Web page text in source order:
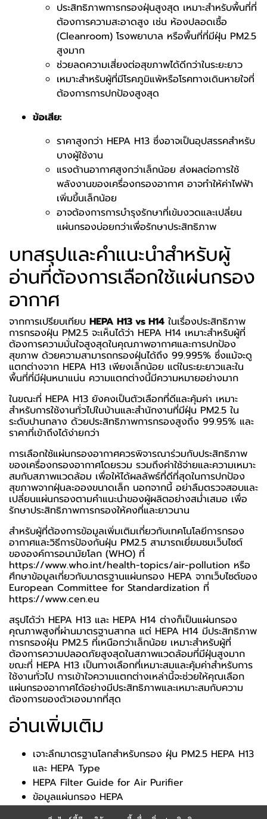
ประสิทธิภาพการกรองฝุ่นสูงสุด เหมาะสำหรับพื้นที่ที่
ต้องการความสะอาดสูง เช่น ห้องปลอดเชื้อ
(Cleanroom) โรงพยาบาล หรือพื้นที่ที่มีฝุ่น PM2.5
สูงมาก
ช่วยลดความเสี่ยงต่อสุขภาพได้ดีกว่าในระยะยาว
เหมาะสำหรับผู้ที่มีโรคภูมิแพ้หรือโรคทางเดินหายใจที่
ต้องการการปกป้องสูงสุด
ข้อเสีย:
ราคาสูงกว่า HEPA H13 ซึ่งอาจเป็นอุปสรรคสำหรับ
บางผู้ใช้งาน
แรงต้านอากาศสูงกว่าเล็กน้อย ส่งผลต่อการใช้
พลังงานของเครื่องกรองอากาศ อาจทำให้ค่าไฟฟ้า
เพิ่มขึ้นเล็กน้อย
อาจต้องการการบำรุงรักษาที่เข้มงวดและเปลี่ยน
แผ่นกรองบ่อยกว่าเพื่อรักษาประสิทธิภาพ
บทสรุปและคำแนะนำสำหรับผู้
อ่านที่ต้องการเลือกใช้แผ่นกรอง
อากาศ
จากการเปรียบเทียบ HEPA H13 vs H14 ในเรื่องประสิทธิภาพ
การกรองฝุ่น PM2.5 จะเห็นได้ว่า HEPA H14 เหมาะสำหรับผู้ที่
ต้องการความมั่นใจสูงสุดในคุณภาพอากาศและการปกป้อง
สุขภาพ ด้วยความสามารถกรองฝุ่นได้ถึง 99.995% ซึ่งแม้จะดู
แตกต่างจาก HEPA H13 เพียงเล็กน้อย แต่ในระยะยาวและใน
พื้นที่ที่มีฝุ่นหนาแน่น ความแตกต่างนี้มีความหมายอย่างมาก
ในขณะที่ HEPA H13 ยังคงเป็นตัวเลือกที่ดีและคุ้มค่า เหมาะ
สำหรับการใช้งานทั่วไปในบ้านและสำนักงานที่มีฝุ่น PM2.5 ใน
ระดับปานกลาง ด้วยประสิทธิภาพการกรองสูงถึง 99.95% และ
ราคาที่เข้าถึงได้ง่ายกว่า
การเลือกใช้แผ่นกรองอากาศควรพิจารณาร่วมกับประสิทธิภาพ
ของเครื่องกรองอากาศโดยรวม รวมถึงค่าใช้จ่ายและความเหมาะ
สมกับสภาพแวดล้อม เพื่อให้ได้ผลลัพธ์ที่ดีที่สุดในการปกป้อง
สุขภาพจากฝุ่นละอองขนาดเล็ก นอกจากนี้ อย่าลืมตรวจสอบและ
เปลี่ยนแผ่นกรองตามคำแนะนำของผู้ผลิตอย่างสม่ำเสมอ เพื่อ
รักษาประสิทธิภาพการกรองให้คงที่และยาวนาน
สำหรับผู้ที่ต้องการข้อมูลเพิ่มเติมเกี่ยวกับเทคโนโลยีการกรอง
อากาศและวิธีการป้องกันฝุ่น PM2.5 สามารถเยี่ยมชมเว็บไซต์
ขององค์การอนามัยโลก (WHO) ที่
https://www.who.int/health-topics/air-pollution หรือ
ศึกษาข้อมูลเกี่ยวกับมาตรฐานแผ่นกรอง HEPA จากเว็บไซต์ของ
European Committee for Standardization ที่
https://www.cen.eu
สรุปได้ว่า HEPA H13 และ HEPA H14 ต่างก็เป็นแผ่นกรอง
คุณภาพสูงที่ผ่านมาตรฐานสากล แต่ HEPA H14 มีประสิทธิภาพ
การกรองฝุ่น PM2.5 ที่เหนือกว่าเล็กน้อย เหมาะสำหรับผู้ที่
ต้องการความปลอดภัยสูงสุดในสภาพแวดล้อมที่มีฝุ่นสูงมาก
ขณะที่ HEPA H13 เป็นทางเลือกที่เหมาะสมและคุ้มค่าสำหรับการ
ใช้งานทั่วไป การเข้าใจความแตกต่างเหล่านี้จะช่วยให้คุณเลือก
แผ่นกรองอากาศได้อย่างมีประสิทธิภาพและเหมาะสมกับความ
ต้องการของตัวเองมากที่สุด
อ่านเพิ่มเติม
เจาะลึกมาตรฐานโลกสำหรับกรอง ฝุ่น PM2.5 HEPA H13
และ HEPA Type
HEPA Filter Guide for Air Purifier
ข้อมูลแผ่นกรอง HEPA